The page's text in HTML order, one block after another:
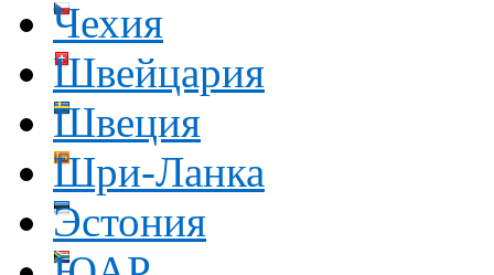
Чехия
Швейцария
Швеция
Шри-Ланка
Эстония